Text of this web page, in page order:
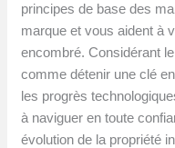
principes de base des
marque et vous aident à
encombré. Considérant
comme détenir une clé
les progrès
à naviguer en toute
évolution de la propriété